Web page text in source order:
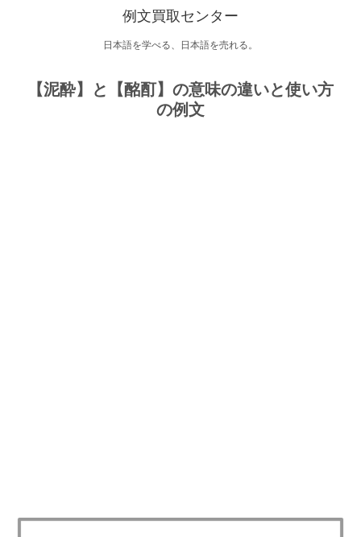
例文買取センター
日本語を学べる、日本語を売れる。
【泥酔】と【酩酊】の意味の違いと使い方
の例文